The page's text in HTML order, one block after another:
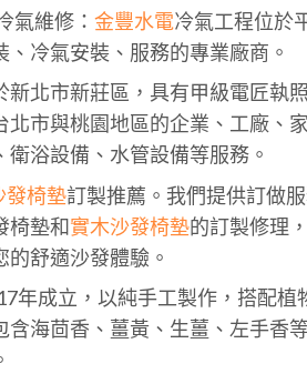
氣維修： 金豐水電冷氣工程位於
、冷氣安裝、服務的專業廠商。
新北市新莊區，具有甲級電匠執
北市與桃園地區的企業、工廠、
浴設備、水管設備等服務。
發椅墊訂製推薦。我們提供訂做
椅墊和實木沙發椅墊的訂製修理
的舒適沙發體驗。
年成立，以純手工製作，搭配
含海茴香、薑黃、生薑、左手香